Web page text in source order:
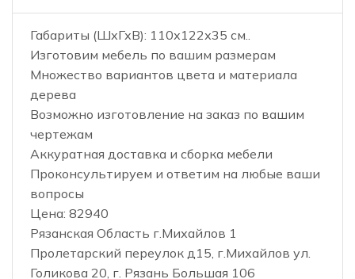
Габариты (ШхГхВ): 110х122х35 см..
Изготовим мебель по вашим размерам
Множество вариантов цвета и материала
дерева
Возможно изготовление на заказ по вашим
чертежам
Аккуратная доставка и сборка мебели
Проконсультируем и ответим на любые ваши
вопросы
Цена: 82940
Рязанская Область г.Михайлов 1
Пролетарский переулок д15, г.Михайлов ул.
Голикова 20, г. Рязань Большая 106